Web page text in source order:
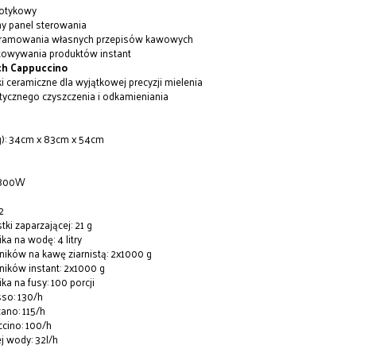
panel sterowania
własnych przepisów kawowych
produktów instant
Cappuccino
ceramiczne dla wyjątkowej precyzji mielenia
czyszczenia i odkamieniania
34cm x 83cm x 54cm
zaparzającej: 21 g
na wodę: 4 litry
na kawę ziarnistą: 2x1000 g
instant: 2x1000 g
na fusy: 100 porcji
130/h
115/h
100/h
wody: 32l/h